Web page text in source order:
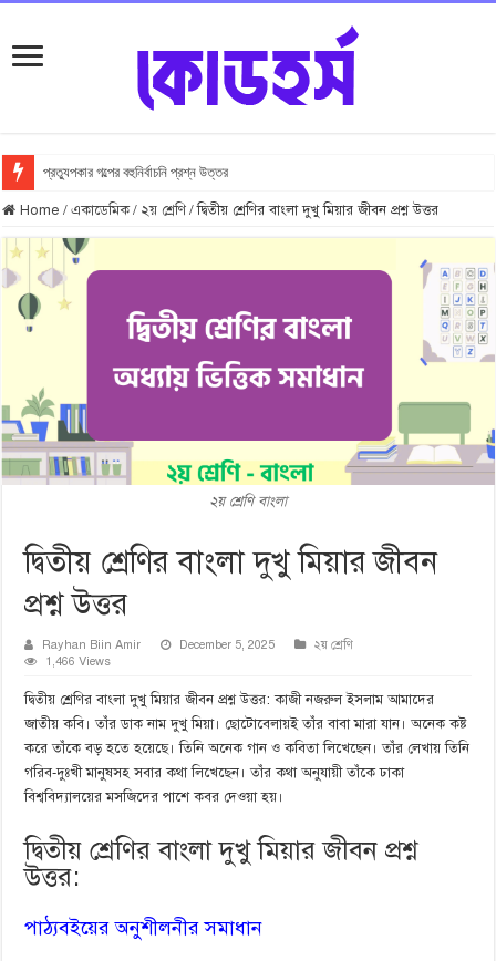
প্রত্যুপকার গল্পের বহুনির্বাচনি প্রশ্ন উত্তর
Top 10 Local Fashion Brands in Bangladesh : Specially for Ladies
Home / একাডেমিক/ ২য় শ্রেণি / দ্বিতীয় শ্রেণির বাংলা দুখু মিয়ার জীবন প্রশ্ন উত্তর
২য় শ্রেণি বাংলা
দ্বিতীয় শ্রেণির বাংলা দুখু মিয়ার জীবন
প্রশ্ন উত্তর
Rayhan Biin Amir December 5, 2025
২য় শ্রেণি
1,466 Views
দ্বিতীয় শ্রেণির বাংলা দুখু মিয়ার জীবন প্রশ্ন উত্তর: কাজী নজরুল ইসলাম আমাদের
জাতীয় কবি। তাঁর ডাক নাম দুখু মিয়া। ছোটোবেলায়ই তাঁর বাবা মারা যান। অনেক কষ্ট
করে তাঁকে বড় হতে হয়েছে। তিনি অনেক গান ও কবিতা লিখেছেন। তাঁর লেখায় তিনি
গরিব-দুঃখী মানুষসহ সবার কথা লিখেছেন। তাঁর কথা অনুযায়ী তাঁকে ঢাকা
বিশ্ববিদ্যালয়ের মসজিদের পাশে কবর দেওয়া হয়।
দ্বিতীয় শ্রেণির বাংলা দুখু মিয়ার জীবন প্রশ্ন
উত্তর:
পাঠ্যবইয়ের অনুশীলনীর সমাধান